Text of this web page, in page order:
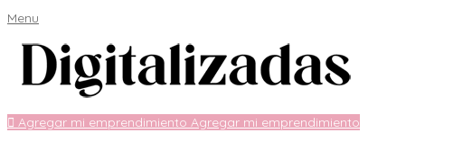
Menu
Agregar mi emprendimiento Agregar mi emprendimiento